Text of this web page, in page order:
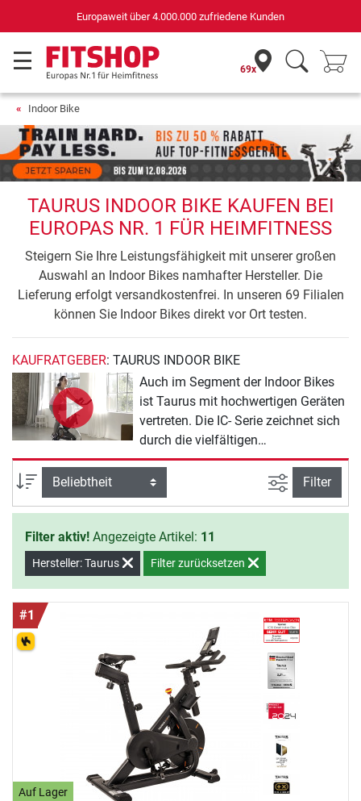
für Sportgeräte (n-tv+DISQ 2016-2024)
69x
Indoor Bike
TAURUS INDOOR BIKE KAUFEN BEI
EUROPAS NR. 1 FÜR HEIMFITNESS
Steigern Sie Ihre Leistungsfähigkeit mit unserer großen
Auswahl an Indoor Bikes namhafter Hersteller. Die
Lieferung erfolgt versandkostenfrei. In unseren 69 Filialen
können Sie Indoor Bikes direkt vor Ort testen.
KAUFRATGEBER: TAURUS INDOOR BIKE
Auch im Segment der Indoor Bikes
ist Taurus mit hochwertigen Geräten
vertreten. Die IC- Serie zeichnet sich
durch die vielfältigen
Verstellmöglichkeiten an Lenker und
Sitz aus. Jeder Nutzer wird hier seine
ideale, sportive Sitzposition finden.
Das IC90 Pro ist bis 150 kg belastbar
und für den professionellen Einsatz
im Studio geeignet.
Sortierung Ansicht
Filter
Filter aktiv! Angezeigte Artikel: 11
Hersteller: Taurus Filter zurücksetzen
#1
Auf Lager